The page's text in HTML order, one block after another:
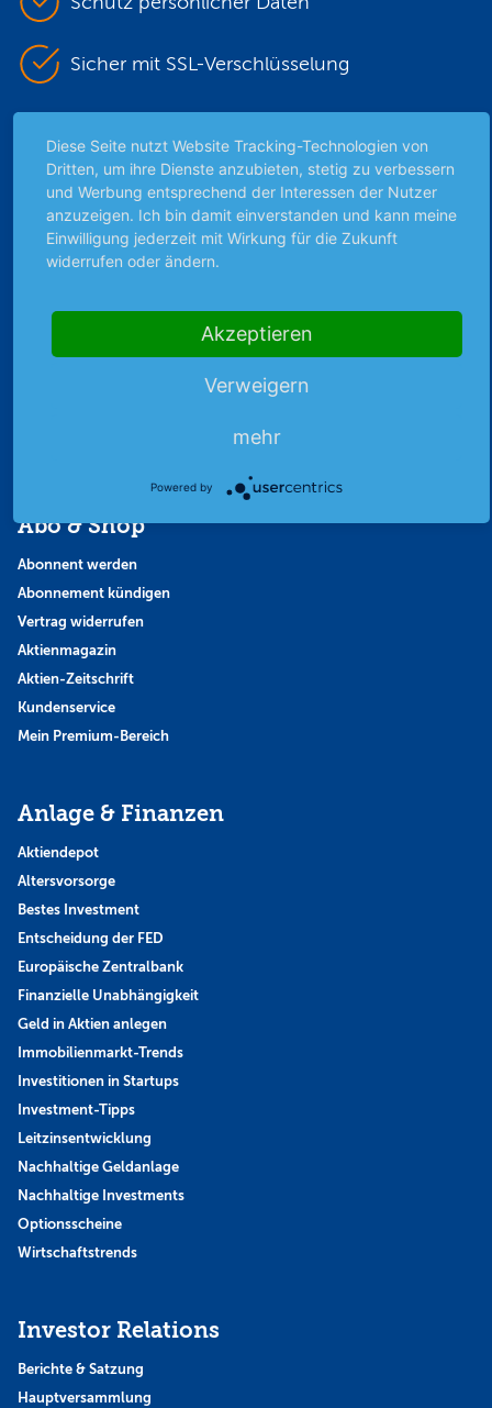
Sicher mit SSL-Verschlüsselung
Highlights
Archiv
Börsenbericht
Börsengerüchte
Finanzpodcast
Abo & Shop
Abonnent werden
Abonnement kündigen
Vertrag widerrufen
Aktienmagazin
Aktien-Zeitschrift
Kundenservice
Mein Premium-Bereich
Anlage & Finanzen
Aktiendepot
Altersvorsorge
Bestes Investment
Entscheidung der FED
Europäische Zentralbank
Finanzielle Unabhängigkeit
Geld in Aktien anlegen
Immobilienmarkt-Trends
Investitionen in Startups
Investment-Tipps
Leitzinsentwicklung
Nachhaltige Geldanlage
Nachhaltige Investments
Optionsscheine
Wirtschaftstrends
Investor Relations
Berichte & Satzung
Hauptversammlung
Diese Seite nutzt Website Tracking-Technologien von
Dritten, um ihre Dienste anzubieten, stetig zu verbessern
und Werbung entsprechend der Interessen der Nutzer
anzuzeigen. Ich bin damit einverstanden und kann meine
Einwilligung jederzeit mit Wirkung für die Zukunft
widerrufen oder ändern.
Akzeptieren
Verweigern
mehr
Powered by